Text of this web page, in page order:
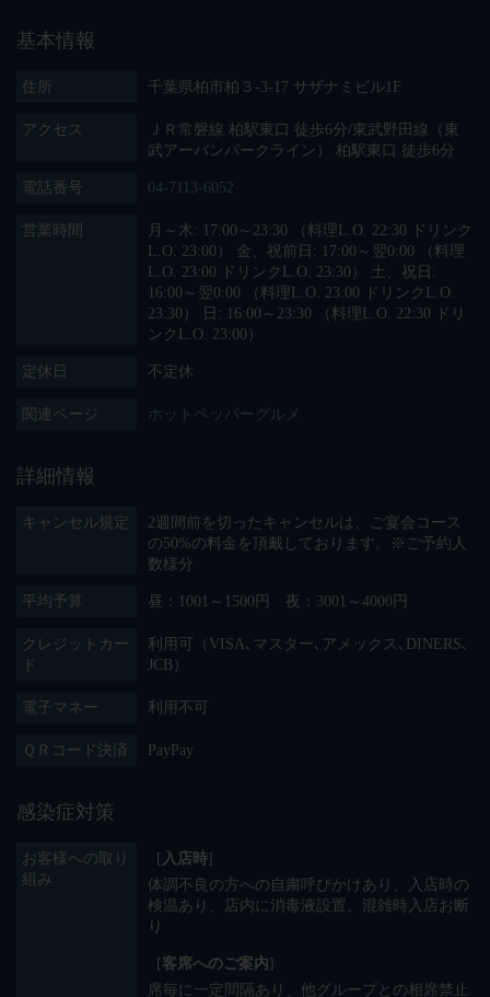
基本情報
住所 千葉県柏市柏３-3-17 サザナミビル1F
アクセス
ＪＲ常磐線 柏駅東口 徒歩6分/東武野田線（東
武アーバンパークライン） 柏駅東口 徒歩6分
電話番号 04-7113-6052
営業時間
月～木: 17:00～23:30 （料理L.O. 22:30 ドリンク
L.O. 23:00） 金、祝前日: 17:00～翌0:00 （料理
L.O. 23:00 ドリンクL.O. 23:30） 土、祝日:
16:00～翌0:00 （料理L.O. 23:00 ドリンクL.O.
23:30） 日: 16:00～23:30 （料理L.O. 22:30 ドリ
ンクL.O. 23:00）
定休日 不定休
関連ページ ホットペッパーグルメ
詳細情報
キャンセル規定
2週間前を切ったキャンセルは、ご宴会コース
の50%の料金を頂戴しております。※ご予約人
数様分
平均予算 昼：1001～1500円 夜：3001～4000円
クレジットカー
ド
利用可（VISA､マスター､アメックス､DINERS､
JCB）
電子マネー 利用不可
ＱＲコード決済 PayPay
感染症対策
お客様への取り
組み
[ 入店時]
体調不良の方への自粛呼びかけあり
入店時の
検温あり
店内に消毒液設置
混雑時入店お断
り
[客席へのご案内]
席毎に一定間隔あり
他グループとの相席禁止